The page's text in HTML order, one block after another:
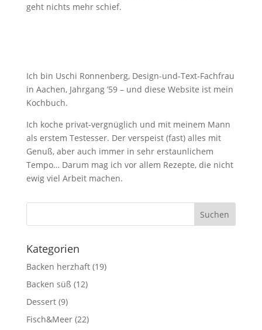
geht nichts mehr schief.
Ich bin Uschi Ronnenberg, Design-und-Text-Fachfrau
in Aachen, Jahrgang ’59 – und diese Website ist mein
Kochbuch.
Ich koche privat-vergnüglich und mit meinem Mann
als erstem Testesser. Der verspeist (fast) alles mit
Genuß, aber auch immer in sehr erstaunlichem
Tempo… Darum mag ich vor allem Rezepte, die nicht
ewig viel Arbeit machen.
Kategorien
Backen herzhaft(19)
Backen süß (12)
Dessert(9)
Fisch&Meer(22)